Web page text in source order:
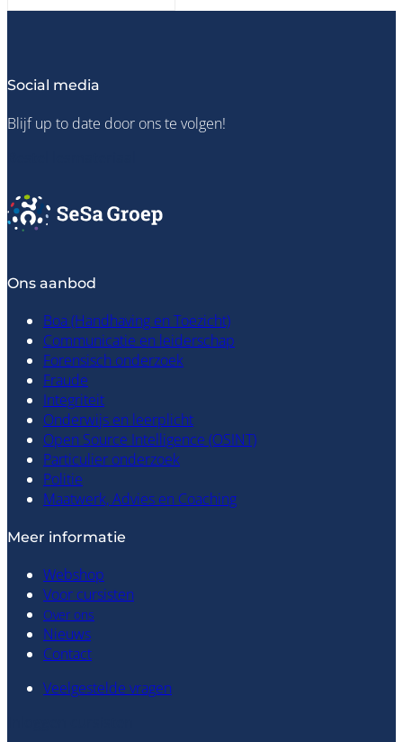
Social media
Blijf up to date door ons te volgen!
Ons aanbod
Boa (Handhaving en Toezicht)
Communicatie en leiderschap
Forensisch onderzoek
Fraude
Integriteit
Onderwijs en leerplicht
Open Source Intelligence (OSINT)
Particulier onderzoek
Politie
Maatwerk, Advies en Coaching
Meer informatie
Webshop
Voor cursisten
Over ons
Nieuws
Contact
Veelgestelde vragen